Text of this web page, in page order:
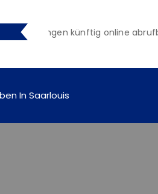
künftig online abrufbar
In Saarlouis